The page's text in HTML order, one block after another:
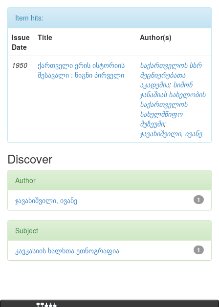
Item hits:
Issue
Date
Title Author(s)
1950
ქართველი ერის ისტორიის
შესავალი : წიგნი პირველი
საქართველოს სსრ
მეცნიერებათა
აკადემია; სიმონ
ჯანაშიას სახელობის
საქართველოს
სახელმწიფო
მუზეუმი;
ჯავახიშვილი, ივანე
Discover
Author
1
ჯავახიშვილი, ივანე
Subject
1
კავკასიის ხალხთა ეთნოგრაფია